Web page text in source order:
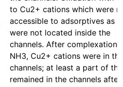
to Cu2+ cations which were
accessible to adsorptives as
were not located inside the
channels. After complexation
NH3, Cu2+ cations were in the
channels; at least a part of
remained in the channels